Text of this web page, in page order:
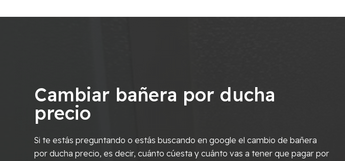
Cambiar bañera por ducha
precio
Si te estás preguntando o estás buscando en google el cambio de bañera
por ducha precio, es decir, cuánto cúesta y cuánto vas a tener que pagar por